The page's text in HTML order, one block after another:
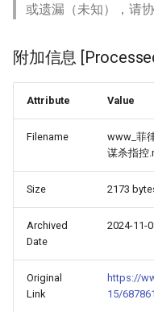
或遗漏（未知），请
附加信息
Attribute Value
Filename
www_菲
谋杀指控
Size 2173
Archived
Date
2024-11-
Original
Link
https://
15/